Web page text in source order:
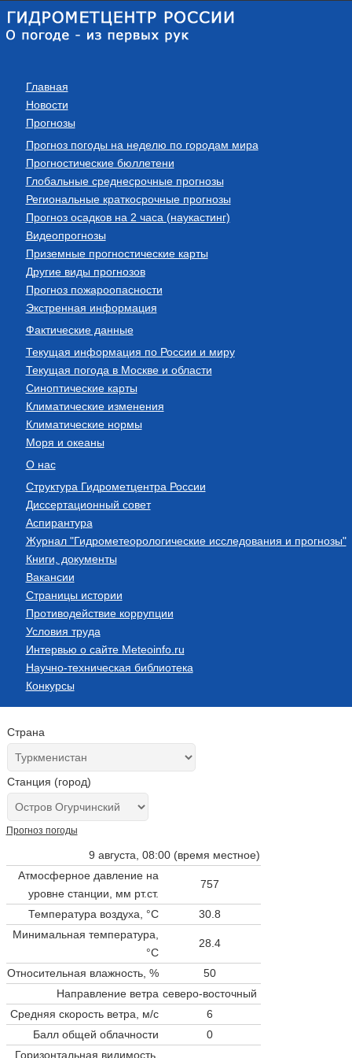
Главная
Новости
Прогнозы
Прогноз погоды на неделю по городам мира
Прогностические бюллетени
Глобальные среднесрочные прогнозы
Региональные краткосрочные прогнозы
Прогноз осадков на 2 часа (наукастинг)
Видеопрогнозы
Приземные прогностические карты
Другие виды прогнозов
Прогноз пожароопасности
Экстренная информация
Фактические данные
Текущая информация по России и миру
Текущая погода в Москве и области
Синоптические карты
Климатические изменения
Климатические нормы
Моря и океаны
О нас
Структура Гидрометцентра России
Диссертационный совет
Аспирантура
Журнал "Гидрометеорологические исследования и прогнозы"
Книги, документы
Вакансии
Страницы истории
Противодействие коррупции
Условия труда
Интервью о сайте Meteoinfo.ru
Научно-техническая библиотека
Конкурсы
Страна
Станция (город)
Прогноз погоды
9 августа, 08:00 (время местное)
Атмосферное давление на
уровне станции, мм рт.ст.
757
Температура воздуха, °C
30.8
Минимальная температура,
°C
28.4
Относительная влажность, %
50
Направление ветра северо-восточный
Средняя скорость ветра, м/с
6
Балл общей облачности
0
Горизонтальная видимость,